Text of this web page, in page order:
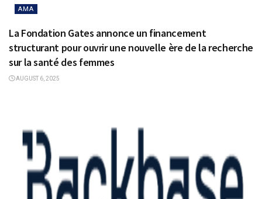
AMA
La Fondation Gates annonce un financement
structurant pour ouvrir une nouvelle ère de la recherche
sur la santé des femmes
AUGUST 6, 2025